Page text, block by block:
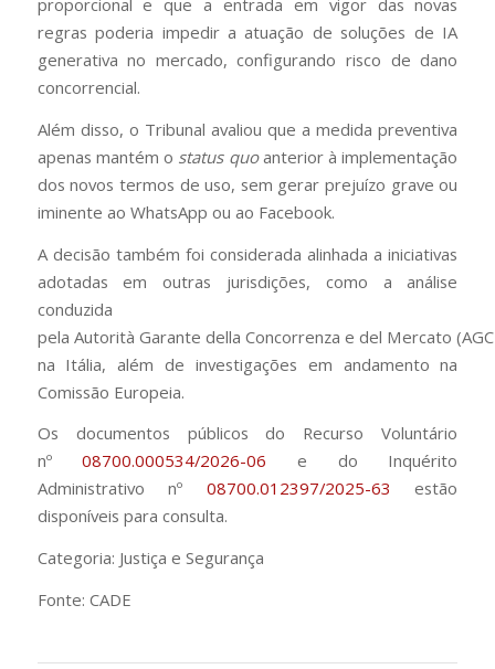
proporcional e que a entrada em vigor das novas
regras poderia impedir a atuação de soluções de IA
generativa no mercado, configurando risco de dano
concorrencial.
Além disso, o Tribunal avaliou que a medida preventiva
apenas mantém o status quoanterior à implementação
dos novos termos de uso, sem gerar prejuízo grave ou
iminente ao WhatsApp ou ao Facebook.
A decisão também foi considerada alinhada a iniciativas
adotadas em outras jurisdições, como a análise
conduzida
pela Autorità Garante della Concorrenza e del Mercato
na Itália, além de investigações em andamento na
Comissão Europeia.
Os documentos públicos do Recurso Voluntário
nº08700.000534/2026-06 e do Inquérito
Administrativo nº 08700.012397/2025-63 estão
disponíveis para consulta.
Categoria: Justiça e Segurança
Fonte: CADE